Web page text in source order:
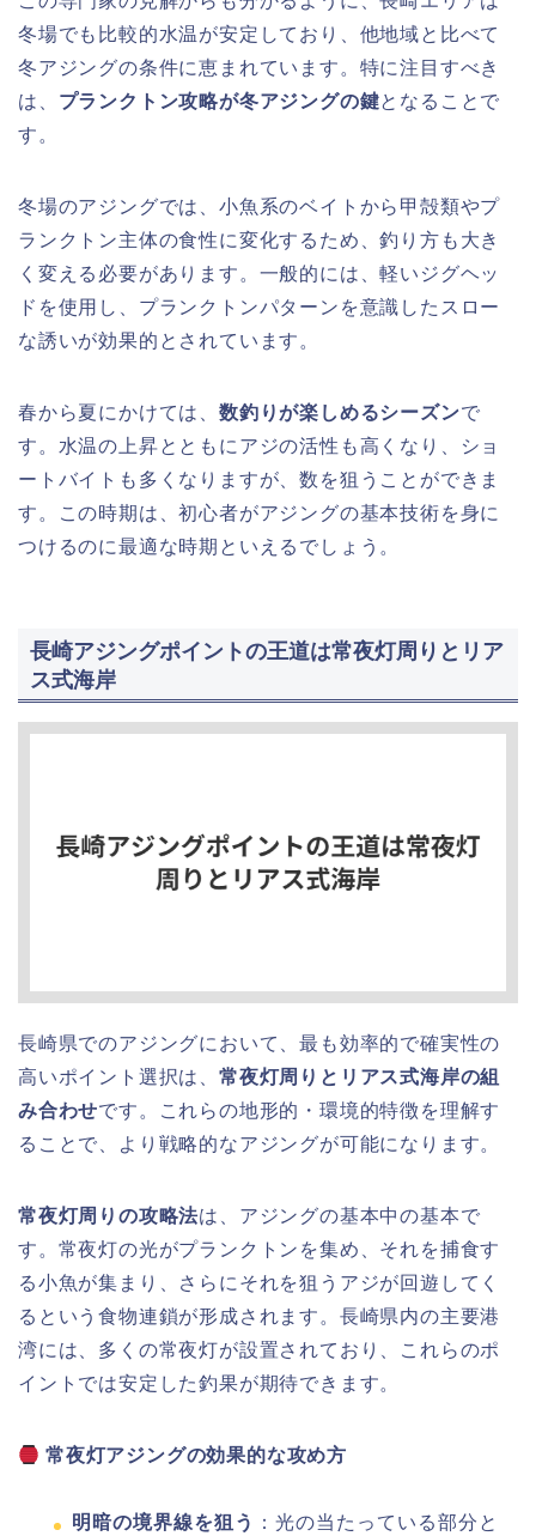
冬場でも比較的水温が安定しており、他地域と比べて
冬アジングの条件に恵まれています。特に注目すべき
は、 プランクトン攻略が冬アジングの鍵となることで
す。
冬場のアジングでは、小魚系のベイトから甲殻類やプ
ランクトン主体の食性に変化するため、釣り方も大き
く変える必要があります。一般的には、軽いジグヘッ
ドを使用し、プランクトンパターンを意識したスロー
な誘いが効果的とされています。
春から夏にかけては、 数釣りが楽しめるシーズンで
す。水温の上昇とともにアジの活性も高くなり、ショ
ートバイトも多くなりますが、数を狙うことができま
す。この時期は、初心者がアジングの基本技術を身に
つけるのに最適な時期といえるでしょう。
長崎アジングポイントの王道は常夜灯周りとリア
ス式海岸
長崎県でのアジングにおいて、最も効率的で確実性の
高いポイント選択は、 常夜灯周りとリアス式海岸の組
み合わせです。これらの地形的・環境的特徴を理解す
ることで、より戦略的なアジングが可能になります。
常夜灯周りの攻略法は、アジングの基本中の基本で
す。常夜灯の光がプランクトンを集め、それを捕食す
る小魚が集まり、さらにそれを狙うアジが回遊してく
るという食物連鎖が形成されます。長崎県内の主要港
湾には、多くの常夜灯が設置されており、これらのポ
イントでは安定した釣果が期待できます。
常夜灯アジングの効果的な攻め方
明暗の境界線を狙う
：光の当たっている部分と